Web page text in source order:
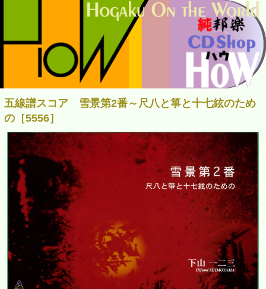
五線譜スコア 雪景第2番～尺八と箏と十七絃のため
の［5556］